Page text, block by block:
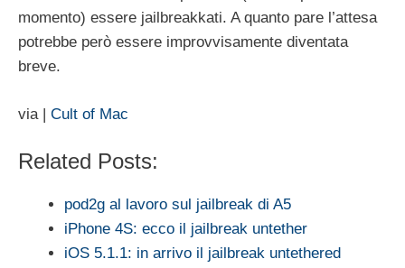
momento) essere jailbreakkati. A quanto pare l’attesa
potrebbe però essere improvvisamente diventata
breve.
via | Cult of Mac
Related Posts:
pod2g al lavoro sul jailbreak di A5
iPhone 4S: ecco il jailbreak untether
iOS 5.1.1: in arrivo il jailbreak untethered